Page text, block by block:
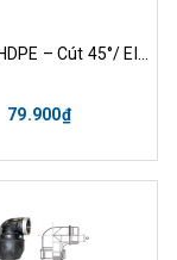
79.900₫